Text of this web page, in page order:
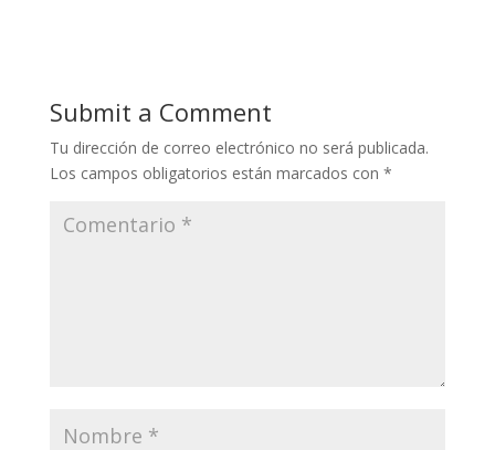
Submit a Comment
Tu dirección de correo electrónico no será publicada.
Los campos obligatorios están marcados con *